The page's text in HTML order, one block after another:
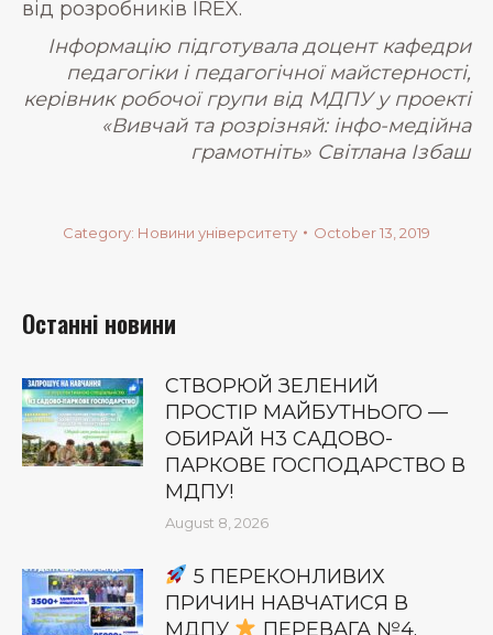
від розробників IREX.
Інформацію підготувала доцент кафедри
педагогіки і педагогічної майстерності,
керівник робочої групи від МДПУ у проекті
«Вивчай та розрізняй: інфо-медійна
грамотніть» Світлана Ізбаш
Category: Новини університету October 13, 2019
Останні новини
СТВОРЮЙ ЗЕЛЕНИЙ
ПРОСТІР МАЙБУТНЬОГО —
ОБИРАЙ Н3 САДОВО-
ПАРКОВЕ ГОСПОДАРСТВО В
МДПУ!
August 8, 2026
5 ПЕРЕКОНЛИВИХ
ПРИЧИН НАВЧАТИСЯ В
МДПУ
ПЕРЕВАГА №4.